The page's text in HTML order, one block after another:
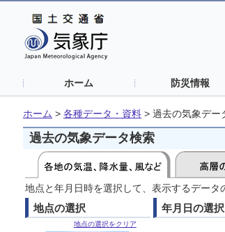
ホーム 防災情報
ホーム > 各種データ・資料 > 過去の気象デー
過去の気象データ検索
地点と年月日時を選択して、表示するデータ
地点の選択
地点の選択をクリア
年月日の選択